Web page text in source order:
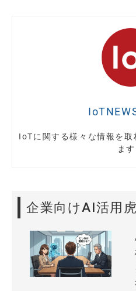
IoTに関する様々な情報を取
ます
企業向けAI活用